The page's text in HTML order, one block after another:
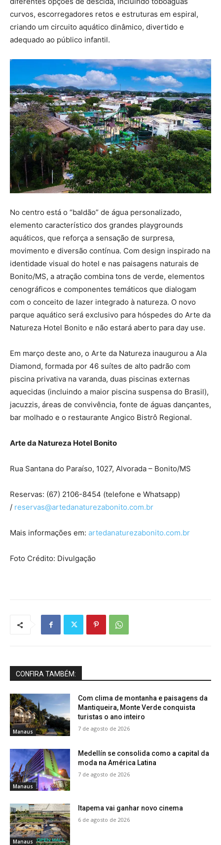
curvos, escorregadores retos e estruturas em espiral,
criando um circuito aquático dinâmico, divertido e
adequado ao público infantil.
No centro está o “baldão” de água personalizado,
elemento característico dos grandes playgrounds
aquáticos, que reforça a sensação de surpresa,
movimento e diversão contínua. Com design inspirado na
identidade visual do hotel e nas paisagens naturais de
Bonito/MS, a atração combina tons de verde, elementos
cenográficos e componentes temáticos que dialogam
com o conceito de lazer integrado à natureza. O novo
parque aquático será exclusivo para hóspedes do Arte da
Natureza Hotel Bonito e não estará aberto para day use.
Em março deste ano, o Arte da Natureza inaugurou a Ala
Diamond, formada por 46 suítes de alto padrão com
piscina privativa na varanda, duas piscinas externas
aquecidas (incluindo a maior piscina suspensa do Brasil),
jacuzzis, áreas de convivência, fonte de águas dançantes,
bar molhado e o restaurante Angico Bistrô Regional.
Arte da Natureza Hotel Bonito
Rua Santana do Paraíso, 1027, Alvorada – Bonito/MS
Reservas: (67) 2106-8454 (telefone e Whatsapp)
/ reservas@artedanaturezabonito.com.br
Mais informações em: artedanaturezabonito.com.br
Foto Crédito: Divulgação
CONFIRA TAMBÉM:
Manaus
Com clima de montanha e paisagens da
Mantiqueira, Monte Verde conquista
turistas o ano inteiro
7 de agosto de 2026
Manaus
Medellín se consolida como a capital da
moda na América Latina
7 de agosto de 2026
Manaus
Itapema vai ganhar novo cinema
6 de agosto de 2026